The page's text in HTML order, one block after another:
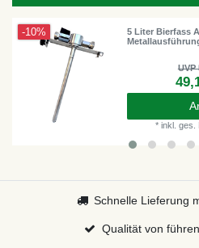
-10%
5 Liter Bierfass
UVP
* inkl. ges.
Schnelle Lieferung
Qualität von